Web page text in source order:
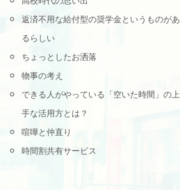
返済不用な給付型の奨学金というものがあ
るらしい
ちょっとしたお洒落
物事の考え
できる人がやっている「空いた時間」の上
手な活用方とは？
喧嘩と仲直り
時間割共有サービス